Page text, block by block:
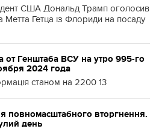
США Дональд Трамп оголосив
Гетца із Флориди на посаду
от Генштаба ВСУ на утро 995-го
2024 года
станом на 2200 13
повномасштабного вторгнення.
день